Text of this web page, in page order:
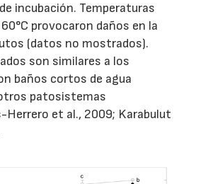
incubación. Temperaturas
provocaron daños en la
(datos no mostrados).
son similares a los
baños cortos de agua
patosistemas
Herrero et al., 2009; Karabulut